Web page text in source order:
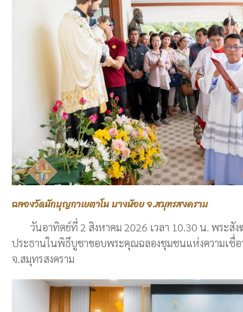
ฉลองวัดนักบุญกาเยตาโน บางน้อย จ.สมุทรสงคราม
วันอาทิตย์ที่ 2 สิงหาคม 2026 เวลา 10.30 น. พระสัง
ประธานในพิธีบูชาขอบพระคุณฉลองชุมชนแห่งความเชื่
จ.สมุทรสงคราม